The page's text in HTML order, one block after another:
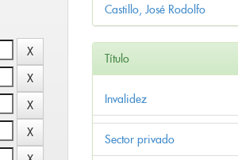
Castillo, José Rodolfo
Título
Invalidez
Sector privado